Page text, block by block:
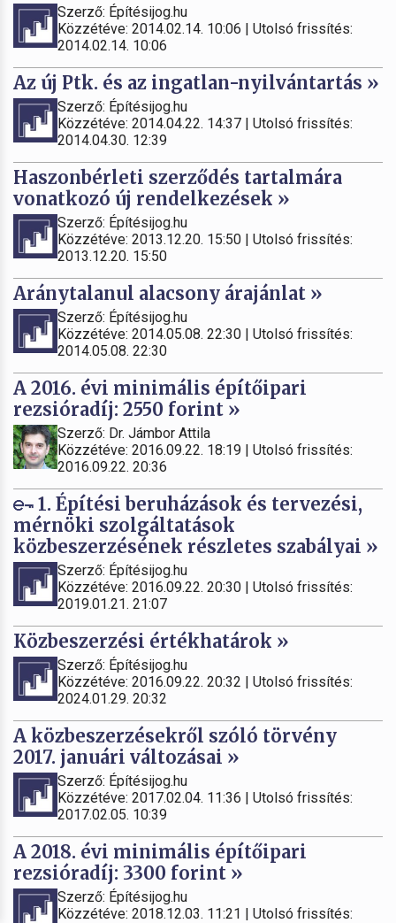
Szerző: Építésijog.hu
Közzétéve: 2014.02.14. 10:06 | Utolsó frissítés:
2014.02.14. 10:06
Az új Ptk. és az ingatlan-nyilvántartás »
Szerző: Építésijog.hu
Közzétéve: 2014.04.22. 14:37 | Utolsó frissítés:
2014.04.30. 12:39
Haszonbérleti szerződés tartalmára
vonatkozó új rendelkezések »
Szerző: Építésijog.hu
Közzétéve: 2013.12.20. 15:50 | Utolsó frissítés:
2013.12.20. 15:50
Aránytalanul alacsony árajánlat »
Szerző: Építésijog.hu
Közzétéve: 2014.05.08. 22:30 | Utolsó frissítés:
2014.05.08. 22:30
A 2016. évi minimális építőipari
rezsióradíj: 2550 forint »
Szerző: Dr. Jámbor Attila
Közzétéve: 2016.09.22. 18:19 | Utolsó frissítés:
2016.09.22. 20:36
1. Építési beruházások és tervezési,
mérnöki szolgáltatások
közbeszerzésének részletes szabályai »
Szerző: Építésijog.hu
Közzétéve: 2016.09.22. 20:30 | Utolsó frissítés:
2019.01.21. 21:07
Közbeszerzési értékhatárok »
Szerző: Építésijog.hu
Közzétéve: 2016.09.22. 20:32 | Utolsó frissítés:
2024.01.29. 20:32
A közbeszerzésekről szóló törvény
2017. januári változásai »
Szerző: Építésijog.hu
Közzétéve: 2017.02.04. 11:36 | Utolsó frissítés:
2017.02.05. 10:39
A 2018. évi minimális építőipari
rezsióradíj: 3300 forint »
Szerző: Építésijog.hu
Közzétéve: 2018.12.03. 11:21 | Utolsó frissítés: